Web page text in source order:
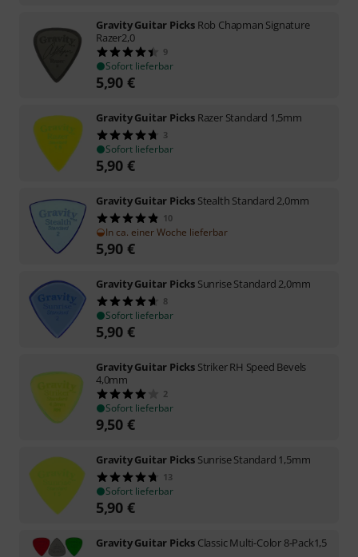
Gravity Guitar Picks Rob Chapman Signature
Razer2,0
9
Sofort lieferbar
5,90 €
Gravity Guitar Picks Razer Standard 1,5mm
3
Sofort lieferbar
5,90 €
Gravity Guitar Picks Stealth Standard 2,0mm
10
In ca. einer Woche lieferbar
5,90 €
Gravity Guitar Picks Sunrise Standard 2,0mm
8
Sofort lieferbar
5,90 €
Gravity Guitar Picks Striker RH Speed Bevels
4,0mm
2
Sofort lieferbar
9,50 €
Gravity Guitar Picks Sunrise Standard 1,5mm
13
Sofort lieferbar
5,90 €
Gravity Guitar Picks Classic Multi-Color 8-Pack1,5